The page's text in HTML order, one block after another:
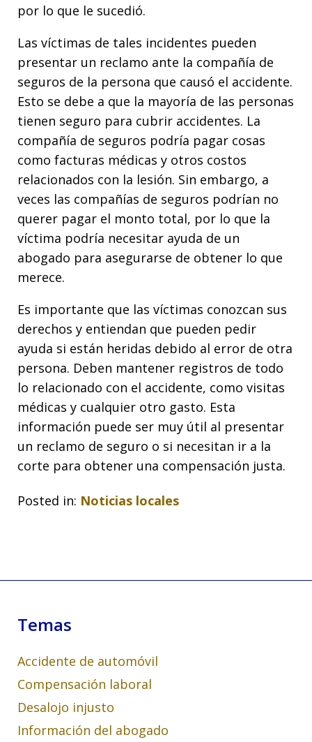
por lo que le sucedió.
Las víctimas de tales incidentes pueden
presentar un reclamo ante la compañía de
seguros de la persona que causó el accidente.
Esto se debe a que la mayoría de las personas
tienen seguro para cubrir accidentes. La
compañía de seguros podría pagar cosas
como facturas médicas y otros costos
relacionados con la lesión. Sin embargo, a
veces las compañías de seguros podrían no
querer pagar el monto total, por lo que la
víctima podría necesitar ayuda de un
abogado para asegurarse de obtener lo que
merece.
Es importante que las víctimas conozcan sus
derechos y entiendan que pueden pedir
ayuda si están heridas debido al error de otra
persona. Deben mantener registros de todo
lo relacionado con el accidente, como visitas
médicas y cualquier otro gasto. Esta
información puede ser muy útil al presentar
un reclamo de seguro o si necesitan ir a la
corte para obtener una compensación justa.
Posted in: Noticias locales
Temas
Accidente de automóvil
Compensación laboral
Desalojo injusto
Información del abogado